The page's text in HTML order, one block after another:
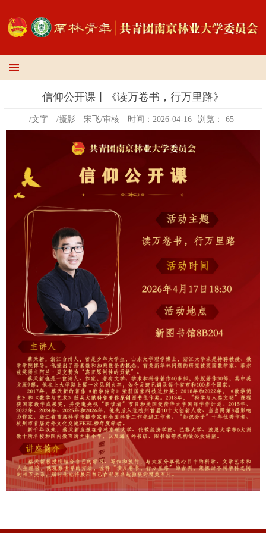
信仰公开课丨《读万卷书，行万里路》
/文字 /摄影 宋飞/审核 时间：2026-04-16 浏览： 65